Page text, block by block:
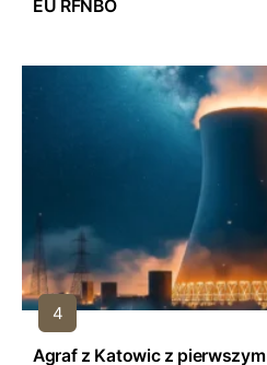
EU RFNBO
Agraf z Katowic z